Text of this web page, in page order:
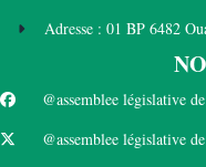
Adresse : 01 BP 6482
@assemblee législative
@assemblee législative